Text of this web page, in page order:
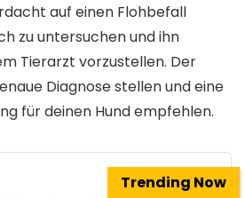
auf einen Flohbefall
zu untersuchen und ihn
Tierarzt vorzustellen. Der
Diagnose stellen und eine
für deinen Hund empfehlen.
Trending Now